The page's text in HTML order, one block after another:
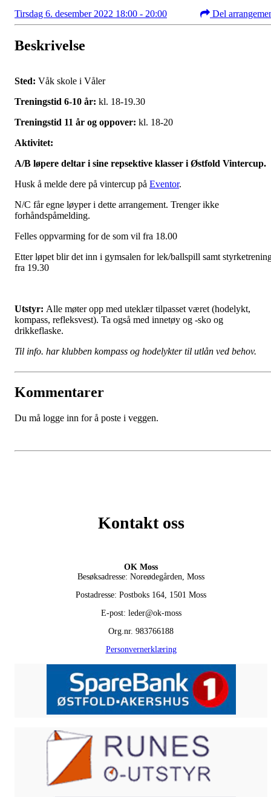
Tirsdag 6. desember 2022 18:00 - 20:00 Del
Beskrivelse
Sted: Våk skole i Våler
Treningstid 6-10 år: kl. 18-19.30
Treningstid 11 år og oppover: kl. 18-20
Aktivitet:
A/B løpere deltar i sine repsektive klasser i Østfold Vintercup.
Husk å melde dere på vintercup på Eventor.
N/C får egne løyper i dette arrangement. Trenger ikke
forhåndspåmelding.
Felles oppvarming for de som vil fra 18.00
Etter løpet blir det inn i gymsalen for lek/ballspill samt
fra 19.30
Utstyr: Alle møter opp med uteklær tilpasset været (hodelykt,
kompass, refleksvest). Ta også med innetøy og -sko og
drikkeflaske.
Til info. har klubben kompass og hodelykter til utlån ved behov.
Kommentarer
Du må logge inn for å poste i veggen.
Kontakt oss
OK Moss
Besøksadresse: Noreødegården, Moss
Postadresse: Postboks 164, 1501 Moss
E-post: leder@ok-moss
Org.nr. 983766188
Personvernerklæring